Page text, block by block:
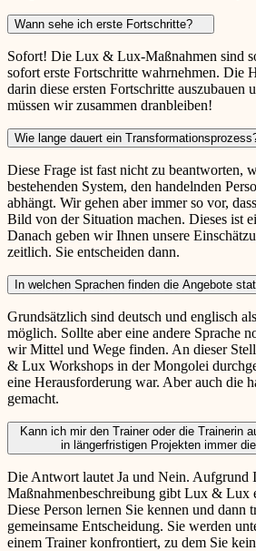
Wann sehe ich erste Fortschritte?
Sofort! Die Lux & Lux-Maßnahmen sind
sofort erste Fortschritte wahrnehmen. Die
darin diese ersten Fortschritte auszubauen
müssen wir zusammen dranbleiben!
Wie lange dauert ein
Diese Frage ist fast nicht zu beantworten,
bestehenden System, den handelnden
abhängt. Wir gehen aber immer so vor,
Bild von der Situation machen. Dieses ist
Danach geben wir Ihnen unsere
zeitlich. Sie entscheiden dann.
In welchen Sprachen finden die Angebote
Grundsätzlich sind deutsch und englisch
möglich. Sollte aber eine andere Sprache
wir Mittel und Wege finden. An dieser
& Lux Workshops in der Mongolei
eine Herausforderung war. Aber auch die
gemacht.
Kann ich mir den Trainer oder die Trainerin
in längerfristigen Projekten immer
Die Antwort lautet Ja und Nein. Aufgrund
Maßnahmenbeschreibung gibt Lux & Lux
Diese Person lernen Sie kennen und dann
gemeinsame Entscheidung. Sie werden
einem Trainer konfrontiert, zu dem Sie